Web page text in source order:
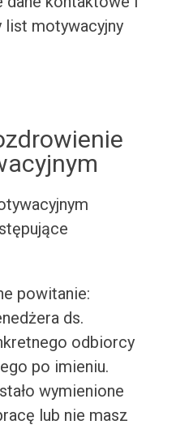
list motywacyjny
powitanie:
ds.
odbiorcy
po imieniu.
wymienione
lub nie masz